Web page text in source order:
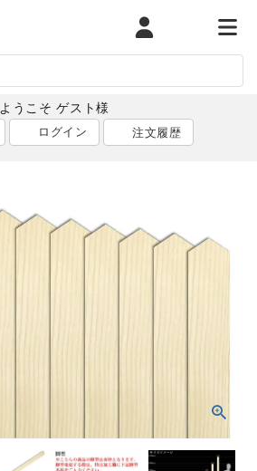
マイページカート メニ
ようこそ ゲスト様
ログイン 注文履歴